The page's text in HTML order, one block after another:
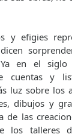
y efigies
en el siglo
cuentas y
luz sobre los
dibujos y
de las
los talleres